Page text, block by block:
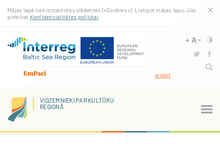
galveno
saturu
Mājas lapā tiek izmantotas sīkdatnes («Cookies»). Lietojot mājas lapu, Jūs
piekrītat Konfidencialitātes politikai
+ A-
Ienākt
VIDZEMNIEKI PAR KULTŪRU
REĢIONĀ